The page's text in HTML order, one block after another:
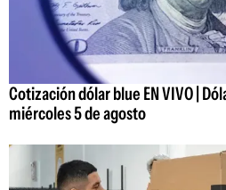
Cotización dólar blue EN VIVO |
miércoles 5 de agosto